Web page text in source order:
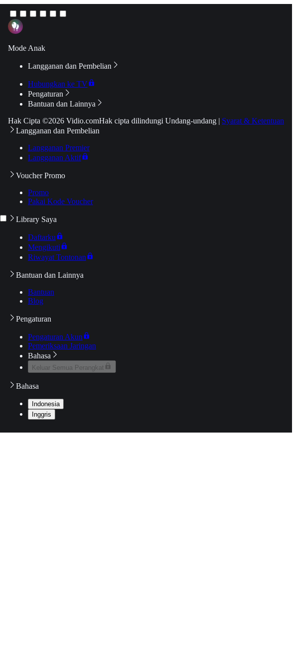
Mode Anak
Langganan dan Pembelian
Hubungkan ke TV
Pengaturan
Bantuan dan Lainnya
Hak Cipta ©2026 Vidio.comHak cipta dilindungi Undang-undang | Syarat & Ketentuan
Langganan dan Pembelian
Langganan Premier
Langganan Aktif
Voucher Promo
Promo
Pakai Kode Voucher
Library Saya
Daftarku
Mengikuti
Riwayat Tontonan
Bantuan dan Lainnya
Bantuan
Blog
Pengaturan
Pengaturan Akun
Pemeriksaan Jaringan
Bahasa
Keluar Semua Perangkat
Bahasa
Indonesia
Inggris